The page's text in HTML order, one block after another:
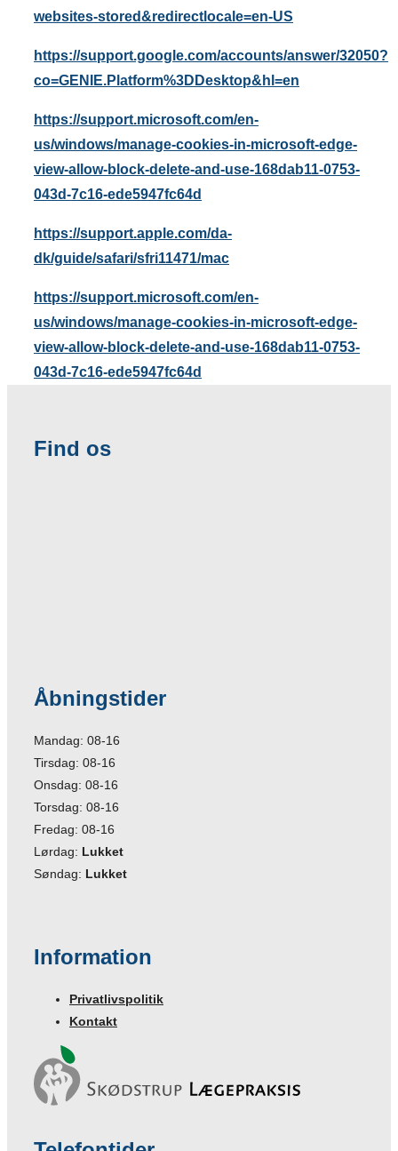
websites-stored&redirectlocale=en-US
https://support.google.com/accounts/answer/32050?
co=GENIE.Platform%3DDesktop&hl=en
https://support.microsoft.com/en-
us/windows/manage-cookies-in-microsoft-edge-
view-allow-block-delete-and-use-168dab11-0753-
043d-7c16-ede5947fc64d
https://support.apple.com/da-
dk/guide/safari/sfri11471/mac
https://support.microsoft.com/en-
us/windows/manage-cookies-in-microsoft-edge-
view-allow-block-delete-and-use-168dab11-0753-
043d-7c16-ede5947fc64d
Find os
Åbningstider
Mandag: 08-16
Tirsdag: 08-16
Onsdag: 08-16
Torsdag: 08-16
Fredag: 08-16
Lørdag: Lukket
Søndag: Lukket
Information
Privatlivspolitik
Kontakt